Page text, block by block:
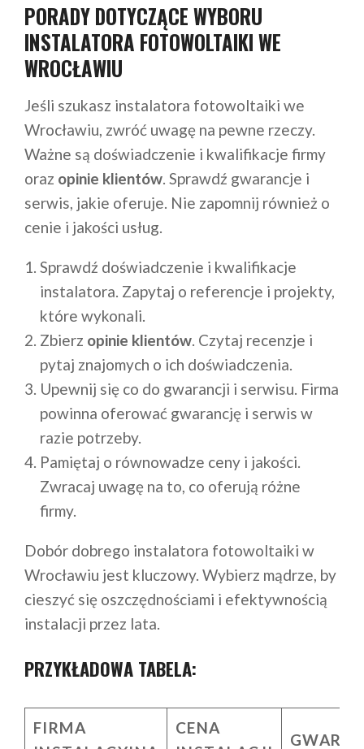
PORADY DOTYCZĄCE WYBORU
INSTALATORA FOTOWOLTAIKI WE
WROCŁAWIU
Jeśli szukasz instalatora fotowoltaiki we
Wrocławiu, zwróć uwagę na pewne rzeczy.
Ważne są doświadczenie i kwalifikacje firmy
oraz opinie klientów. Sprawdź gwarancje i
serwis, jakie oferuje. Nie zapomnij również o
cenie i jakości usług.
Sprawdź doświadczenie i kwalifikacje
instalatora. Zapytaj o referencje i projekty,
które wykonali.
Zbierz opinie klientów. Czytaj recenzje i
pytaj znajomych o ich doświadczenia.
Upewnij się co do gwarancji i serwisu. Firma
powinna oferować gwarancję i serwis w
razie potrzeby.
Pamiętaj o równowadze ceny i jakości.
Zwracaj uwagę na to, co oferują różne
firmy.
Dobór dobrego instalatora fotowoltaiki w
Wrocławiu jest kluczowy. Wybierz mądrze, by
cieszyć się oszczędnościami i efektywnością
instalacji przez lata.
PRZYKŁADOWA TABELA:
FIRMA
CENA